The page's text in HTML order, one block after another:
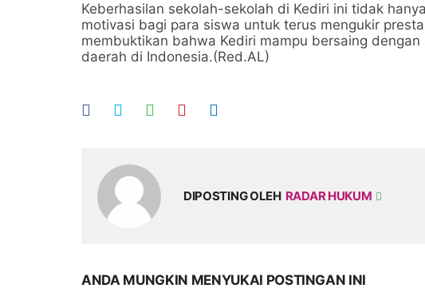
Keberhasilan sekolah-sekolah di Kediri ini tidak
motivasi bagi para siswa untuk terus mengukir
membuktikan bahwa Kediri mampu bersaing
daerah di Indonesia.(Red.AL)
DIPOSTING OLEH RADAR HUKUM
ANDA MUNGKIN MENYUKAI POSTINGAN INI